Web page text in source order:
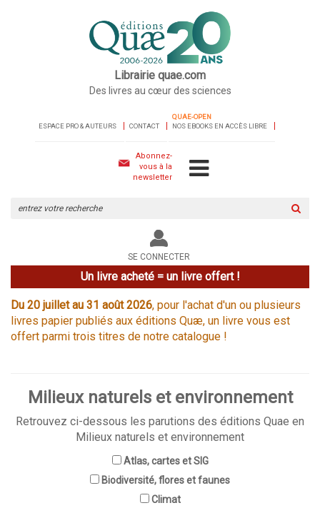
Librairie quae.com
Des livres au cœur des sciences
ESPACE PRO & AUTEURS CONTACT
QUAE-OPEN
NOS EBOOKS EN ACCÈS LIBRE
Abonnez-
vous à la
newsletter
le
site
SE CONNECTER
Un livre acheté = un livre offert !
Du 20 juillet au 31 août 2026, pour l'achat d'un ou plusieurs
livres papier publiés aux éditions Quæ, un livre vous est
offert parmi trois titres de notre catalogue !
Milieux naturels et environnement
Retrouvez ci-dessous les parutions des éditions Quae en
Milieux naturels et environnement
Atlas, cartes et SIG
Biodiversité, flores et faunes
Climat